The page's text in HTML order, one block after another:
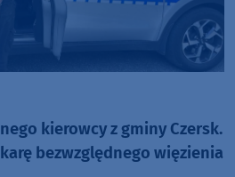
kierowcy z gminy Czersk.
bezwzględnego więzienia